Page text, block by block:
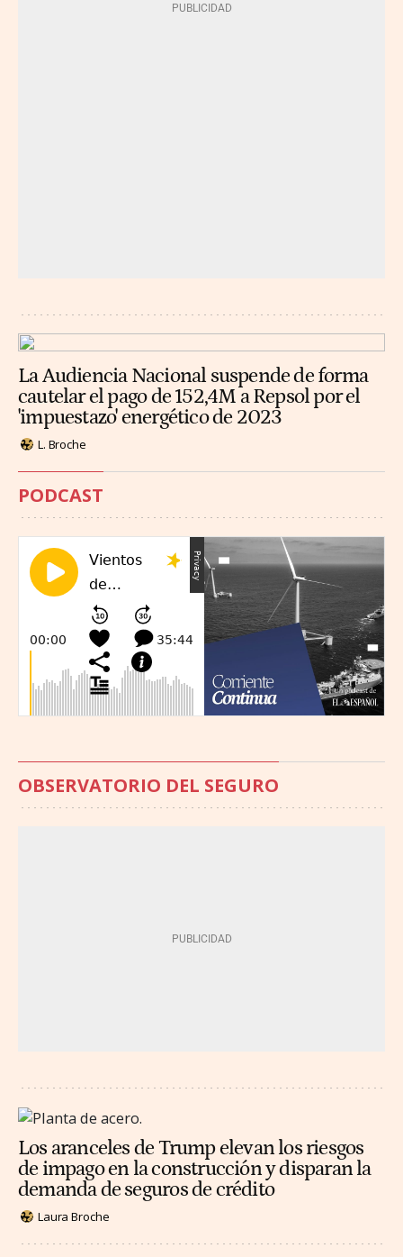
La Audiencia Nacional suspende de forma
cautelar el pago de 152,4M a Repsol por el
'impuestazo' energético de 2023
L. Broche
PODCAST
OBSERVATORIO DEL SEGURO
Los aranceles de Trump elevan los riesgos
de impago en la construcción y disparan la
demanda de seguros de crédito
Laura Broche